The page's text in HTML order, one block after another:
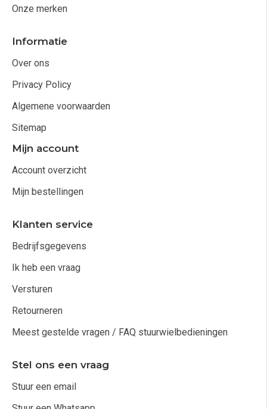
Onze merken
Informatie
Over ons
Privacy Policy
Algemene voorwaarden
Sitemap
Mijn account
Account overzicht
Mijn bestellingen
Klanten service
Bedrijfsgegevens
Ik heb een vraag
Versturen
Retourneren
Meest gestelde vragen / FAQ stuurwielbedieningen
Stel ons een vraag
Stuur een email